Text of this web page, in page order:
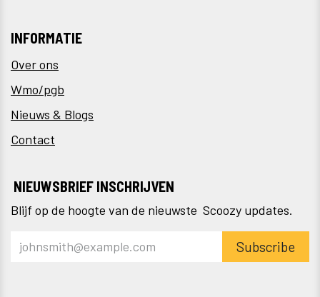
INFORMATIE
Over ons
Wmo/pgb
Nieuws & Blogs
Contact
NIEUWSBRIEF INSCHRIJVEN
Blijf op de hoogte van de nieuwste Scoozy updates.
Subscribe